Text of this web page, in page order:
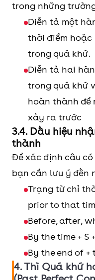
Câu nghi
vấn
(Yes/No
Question)
Had
Câu
Yes,
No,
Câu nghi
vấn
(WH-
question)
+ had
trong những
Diễn tả một
thời điểm hoặc
trong quá khứ.
Diễn tả hai
trong quá khứ
hoàn thành để
xảy ra trước
3.4. Dấu hiệu
thành
Để xác định câu
bạn cần lưu ý đến
Trạng từ chỉ
prior to that
Before, after,
By the time + S
By the end of
4. Thì Quá khứ